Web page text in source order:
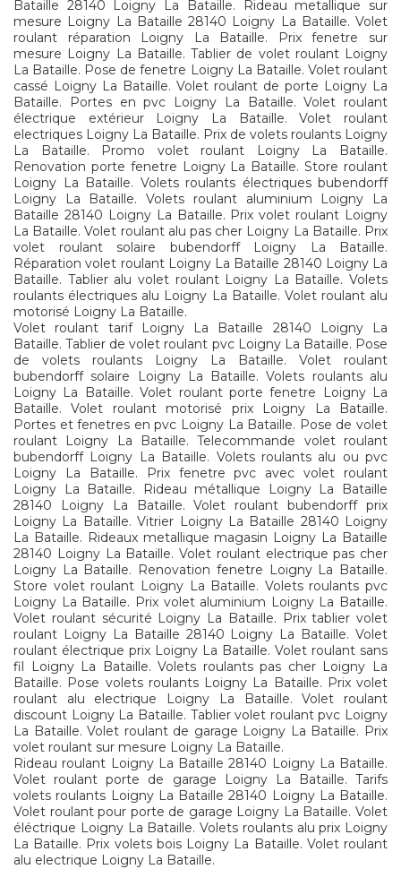
Bataille 28140 Loigny La Bataille. Rideau metallique sur
mesure Loigny La Bataille 28140 Loigny La Bataille. Volet
roulant réparation Loigny La Bataille. Prix fenetre sur
mesure Loigny La Bataille. Tablier de volet roulant Loigny
La Bataille. Pose de fenetre Loigny La Bataille. Volet roulant
cassé Loigny La Bataille. Volet roulant de porte Loigny La
Bataille. Portes en pvc Loigny La Bataille. Volet roulant
électrique extérieur Loigny La Bataille. Volet roulant
electriques Loigny La Bataille. Prix de volets roulants Loigny
La Bataille. Promo volet roulant Loigny La Bataille.
Renovation porte fenetre Loigny La Bataille. Store roulant
Loigny La Bataille. Volets roulants électriques bubendorff
Loigny La Bataille. Volets roulant aluminium Loigny La
Bataille 28140 Loigny La Bataille. Prix volet roulant Loigny
La Bataille. Volet roulant alu pas cher Loigny La Bataille. Prix
volet roulant solaire bubendorff Loigny La Bataille.
Réparation volet roulant Loigny La Bataille 28140 Loigny La
Bataille. Tablier alu volet roulant Loigny La Bataille. Volets
roulants électriques alu Loigny La Bataille. Volet roulant alu
motorisé Loigny La Bataille.
Volet roulant tarif Loigny La Bataille 28140 Loigny La
Bataille. Tablier de volet roulant pvc Loigny La Bataille. Pose
de volets roulants Loigny La Bataille. Volet roulant
bubendorff solaire Loigny La Bataille. Volets roulants alu
Loigny La Bataille. Volet roulant porte fenetre Loigny La
Bataille. Volet roulant motorisé prix Loigny La Bataille.
Portes et fenetres en pvc Loigny La Bataille. Pose de volet
roulant Loigny La Bataille. Telecommande volet roulant
bubendorff Loigny La Bataille. Volets roulants alu ou pvc
Loigny La Bataille. Prix fenetre pvc avec volet roulant
Loigny La Bataille. Rideau métallique Loigny La Bataille
28140 Loigny La Bataille. Volet roulant bubendorff prix
Loigny La Bataille. Vitrier Loigny La Bataille 28140 Loigny
La Bataille. Rideaux metallique magasin Loigny La Bataille
28140 Loigny La Bataille. Volet roulant electrique pas cher
Loigny La Bataille. Renovation fenetre Loigny La Bataille.
Store volet roulant Loigny La Bataille. Volets roulants pvc
Loigny La Bataille. Prix volet aluminium Loigny La Bataille.
Volet roulant sécurité Loigny La Bataille. Prix tablier volet
roulant Loigny La Bataille 28140 Loigny La Bataille. Volet
roulant électrique prix Loigny La Bataille. Volet roulant sans
fil Loigny La Bataille. Volets roulants pas cher Loigny La
Bataille. Pose volets roulants Loigny La Bataille. Prix volet
roulant alu electrique Loigny La Bataille. Volet roulant
discount Loigny La Bataille. Tablier volet roulant pvc Loigny
La Bataille. Volet roulant de garage Loigny La Bataille. Prix
volet roulant sur mesure Loigny La Bataille.
Rideau roulant Loigny La Bataille 28140 Loigny La Bataille.
Volet roulant porte de garage Loigny La Bataille. Tarifs
volets roulants Loigny La Bataille 28140 Loigny La Bataille.
Volet roulant pour porte de garage Loigny La Bataille. Volet
éléctrique Loigny La Bataille. Volets roulants alu prix Loigny
La Bataille. Prix volets bois Loigny La Bataille. Volet roulant
alu electrique Loigny La Bataille.